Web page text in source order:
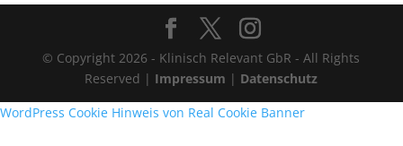
© Copyright 2026 - Klinisch Relevant GbR - All Rights
Reserved | Impressum | Datenschutz
WordPress Cookie Hinweis von Real Cookie Banner